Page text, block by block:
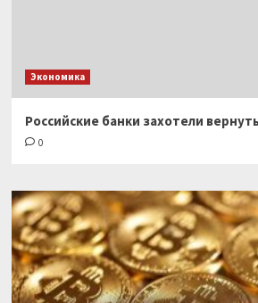
Экономика
Российские банки захотели
0